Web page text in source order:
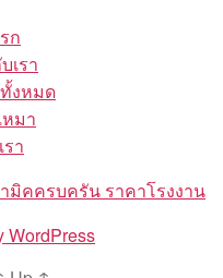
ก
เรา
งหมด
หมา
า
มิคครบครัน ราคาโรงงาน
WordPress